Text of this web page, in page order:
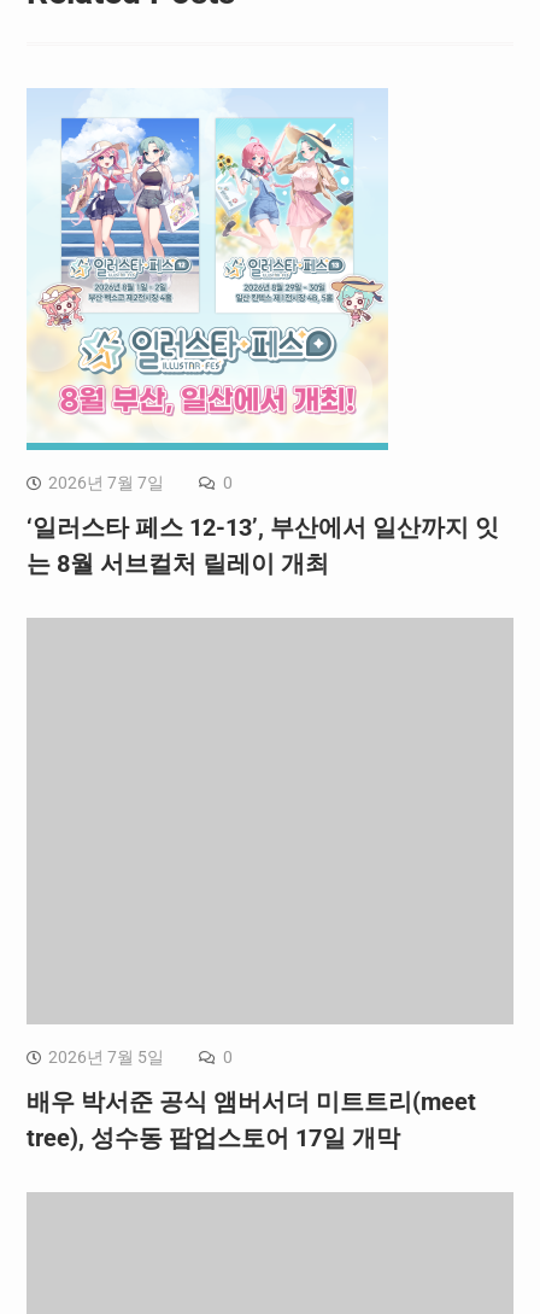
2026년 7월 7일 0
‘일러스타 페스 12-13’, 부산에서 일산까지 잇
는 8월 서브컬처 릴레이 개최
2026년 7월 5일 0
배우 박서준 공식 앰버서더 미트트리(meet
tree), 성수동 팝업스토어 17일 개막